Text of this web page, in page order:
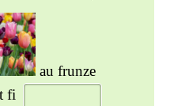
au frunze
fi